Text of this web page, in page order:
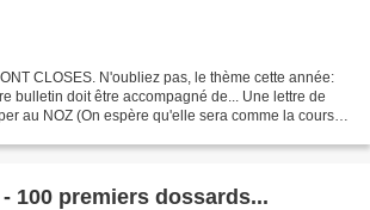
CLOSES. N'oubliez pas, le thème cette année:
bulletin doit être accompagné de... Une lettre de
au NOZ (On espère qu'elle sera comme la course:
100 premiers dossards...